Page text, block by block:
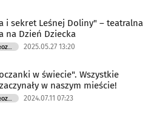
i sekret Leśnej Doliny" – teatralna
na Dzień Dziecka
KULTURA I ROZRYWKA 2025.05.27 13:20
w świecie". Wszystkie
w naszym mieście!
KULTURA I ROZRYWKA 2024.07.11 07:23